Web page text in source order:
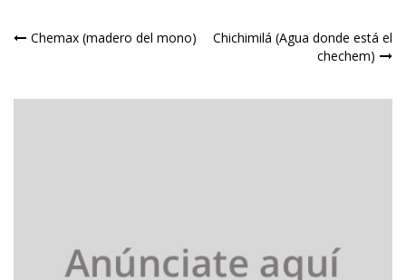
Navegación
entradas
Chemax (madero del mono)
Chichimilá (Agua donde está el
chechem)